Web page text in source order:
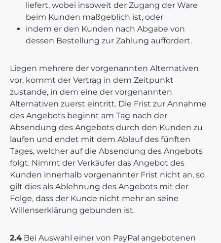
liefert, wobei insoweit der Zugang der Ware
beim Kunden maßgeblich ist, oder
indem er den Kunden nach Abgabe von
dessen Bestellung zur Zahlung auffordert.
Liegen mehrere der vorgenannten Alternativen
vor, kommt der Vertrag in dem Zeitpunkt
zustande, in dem eine der vorgenannten
Alternativen zuerst eintritt. Die Frist zur Annahme
des Angebots beginnt am Tag nach der
Absendung des Angebots durch den Kunden zu
laufen und endet mit dem Ablauf des fünften
Tages, welcher auf die Absendung des Angebots
folgt. Nimmt der Verkäufer das Angebot des
Kunden innerhalb vorgenannter Frist nicht an, so
gilt dies als Ablehnung des Angebots mit der
Folge, dass der Kunde nicht mehr an seine
Willenserklärung gebunden ist.
2.4 Bei Auswahl einer von PayPal angebotenen